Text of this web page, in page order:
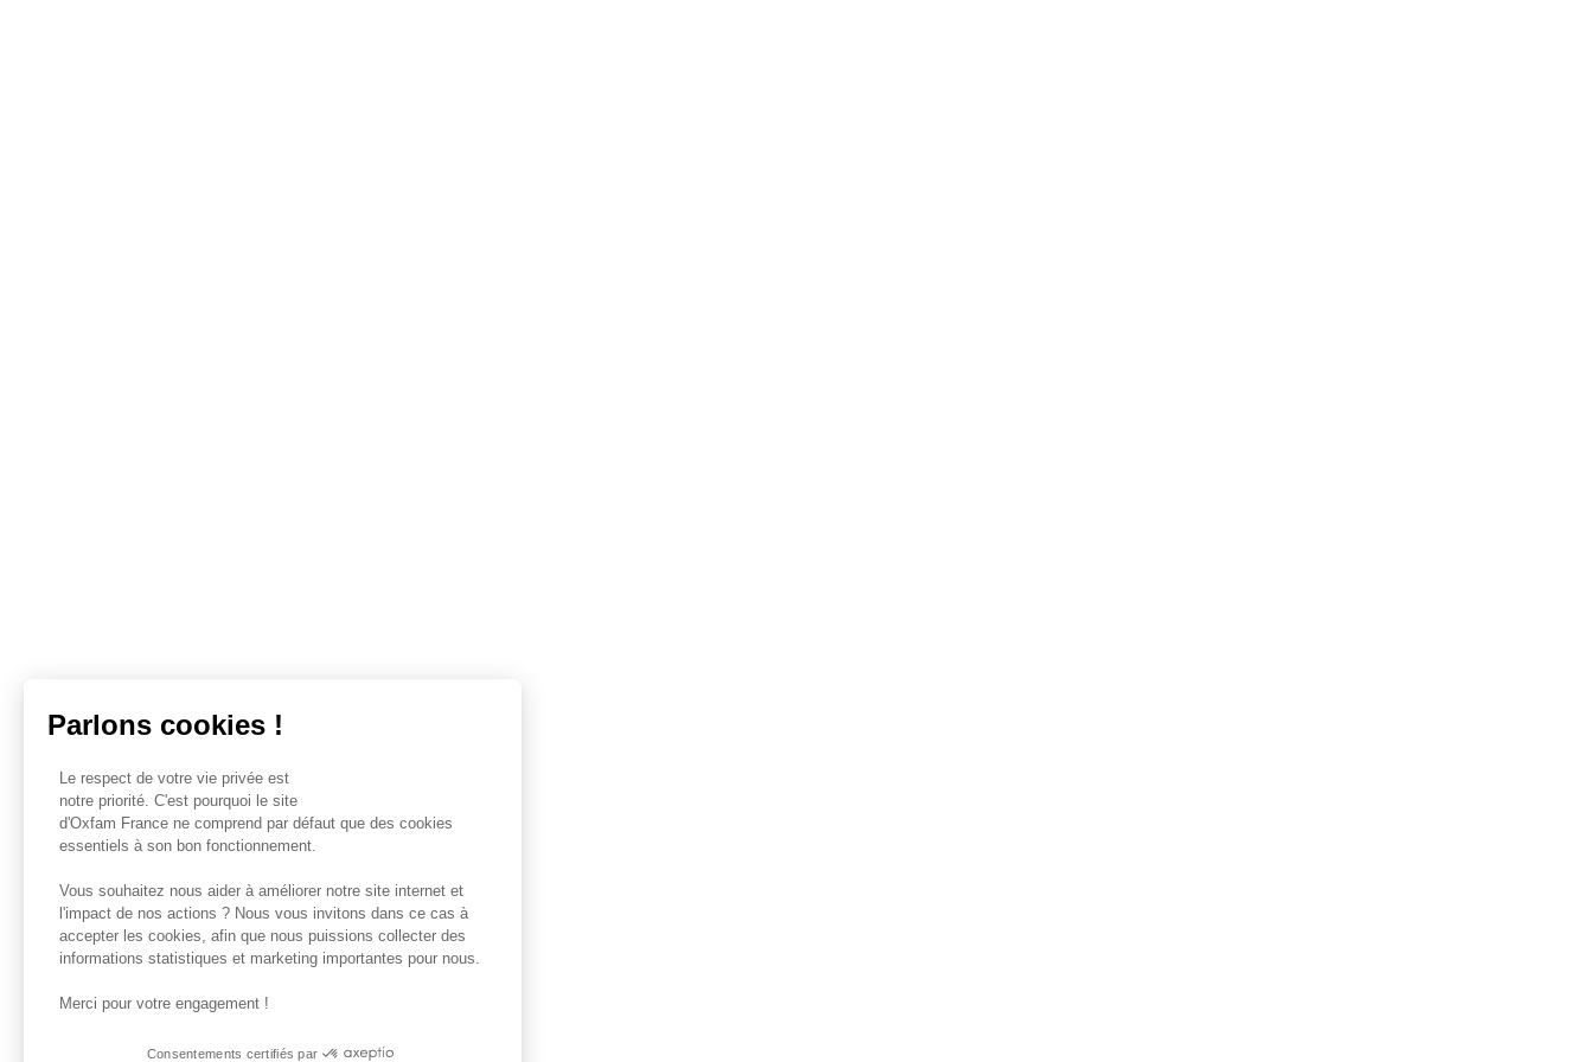
Parlons cookies !
Le respect de votre vie privée est
notre priorité. C'est pourquoi le site
d'Oxfam France ne comprend par défaut que des cookies
essentiels à son bon fonctionnement.
Vous souhaitez nous aider à améliorer notre site internet et
l'impact de nos actions ? Nous vous invitons dans ce cas à
accepter les cookies, afin que nous puissions collecter des
informations statistiques et marketing importantes pour nous.
Merci pour votre engagement !
Consentements certifiés par